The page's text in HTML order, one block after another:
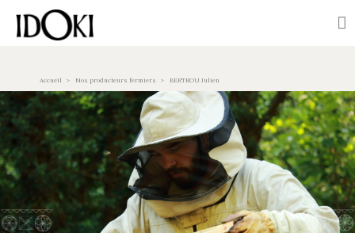
Accueil Nos producteurs fermiers BERTROU Julien